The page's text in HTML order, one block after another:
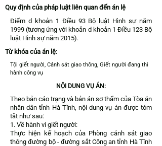
Quy định của pháp luật liên quan đến án lệ
Điểm d khoản 1 Điều 93 Bộ luật Hình sự năm
1999 (tương ứng với khoản d khoản 1 Điều 123 Bộ
luật Hình sự năm 2015).
Từ khóa của án lệ:
Tội giết người, Cảnh sát giao thông, Giết người đang thi
hành công vụ
NỘI DUNG VỤ ÁN:
Theo bản cáo trạng và bản án sơ thẩm của Tòa án
nhân dân tỉnh Hà Tĩnh, nội dung vụ án được tóm
tắt như sau:
1. Về hành vi giết người:
Thực hiện kế hoạch của Phòng cảnh sát giao
thông đường bộ - đường sắt Công an tỉnh Hà Tĩnh